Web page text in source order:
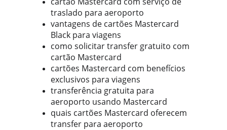
traslado para aeroporto
vantagens de cartões Mastercard
Black para viagens
como solicitar transfer gratuito com
cartão Mastercard
cartões Mastercard com benefícios
exclusivos para viagens
transferência gratuita para
aeroporto usando Mastercard
quais cartões Mastercard oferecem
transfer para aeroporto